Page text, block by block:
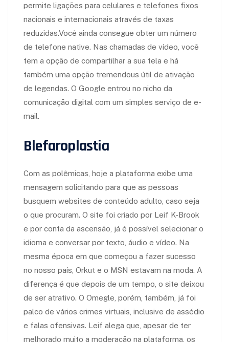
permite ligações para celulares e telefones fixos
nacionais e internacionais através de taxas
reduzidas.Você ainda consegue obter um número
de telefone native. Nas chamadas de vídeo, você
tem a opção de compartilhar a sua tela e há
também uma opção tremendous útil de ativação
de legendas. O Google entrou no nicho da
comunicação digital com um simples serviço de e-
mail.
Blefaroplastia
Com as polêmicas, hoje a plataforma exibe uma
mensagem solicitando para que as pessoas
busquem websites de conteúdo adulto, caso seja
o que procuram. O site foi criado por Leif K-Brook
e por conta da ascensão, já é possível selecionar o
idioma e conversar por texto, áudio e vídeo. Na
mesma época em que começou a fazer sucesso
no nosso país, Orkut e o MSN estavam na moda. A
diferença é que depois de um tempo, o site deixou
de ser atrativo. O Omegle, porém, também, já foi
palco de vários crimes virtuais, inclusive de assédio
e falas ofensivas. Leif alega que, apesar de ter
melhorado muito a moderação na plataforma, os